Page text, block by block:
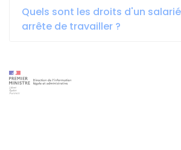
Quels sont les droits d'un
arrête de travailler ?